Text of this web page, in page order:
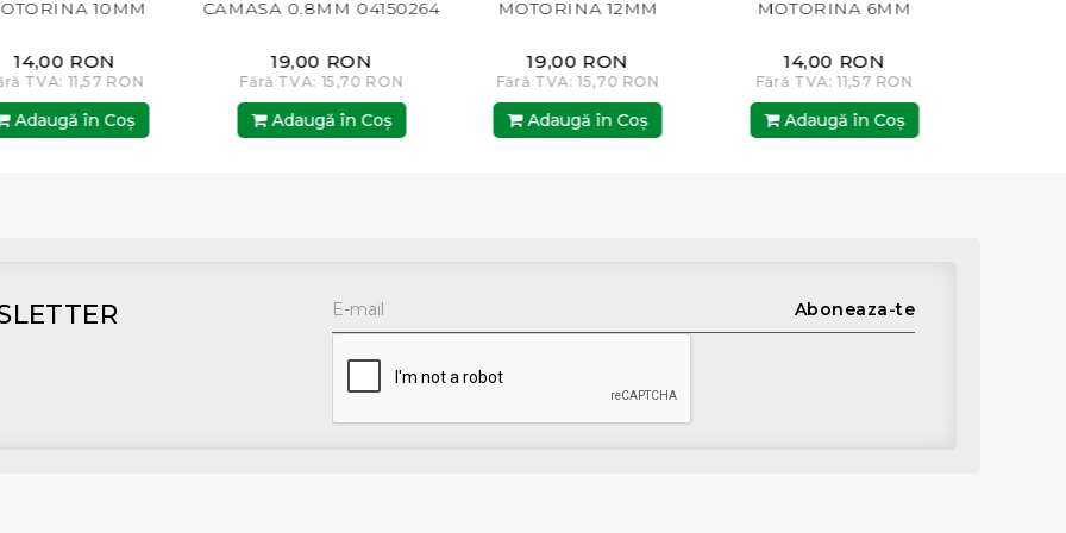
10MM
RON
11,57 RON
în Coş
CAMASA 0.8MM 04150264
19,00 RON
Fără TVA: 15,70 RON
Adaugă în Coş
MOTORINA 12MM
19,00 RON
Fără TVA: 15,70 RON
Adaugă în Coş
MOTORINA 6MM
14,00 RON
Fără TVA: 11,57 RON
Adaugă în Coş
Aboneaza-te